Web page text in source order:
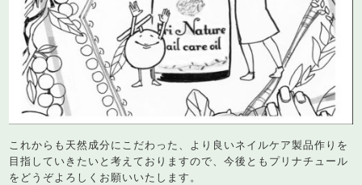
これからも天然成分にこだわった、より良いネイルケア製品作りを
目指していきたいと考えておりますので、今後ともプリナチュール
をどうぞよろしくお願いいたします。